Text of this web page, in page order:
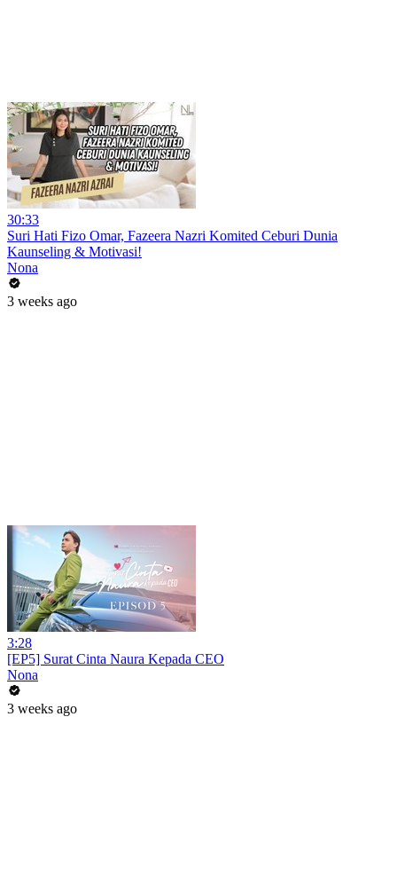
30:33
Suri Hati Fizo Omar, Fazeera Nazri Komited Ceburi Dunia
Kaunseling & Motivasi!
Nona
3 weeks ago
3:28
[EP5] Surat Cinta Naura Kepada CEO
Nona
3 weeks ago